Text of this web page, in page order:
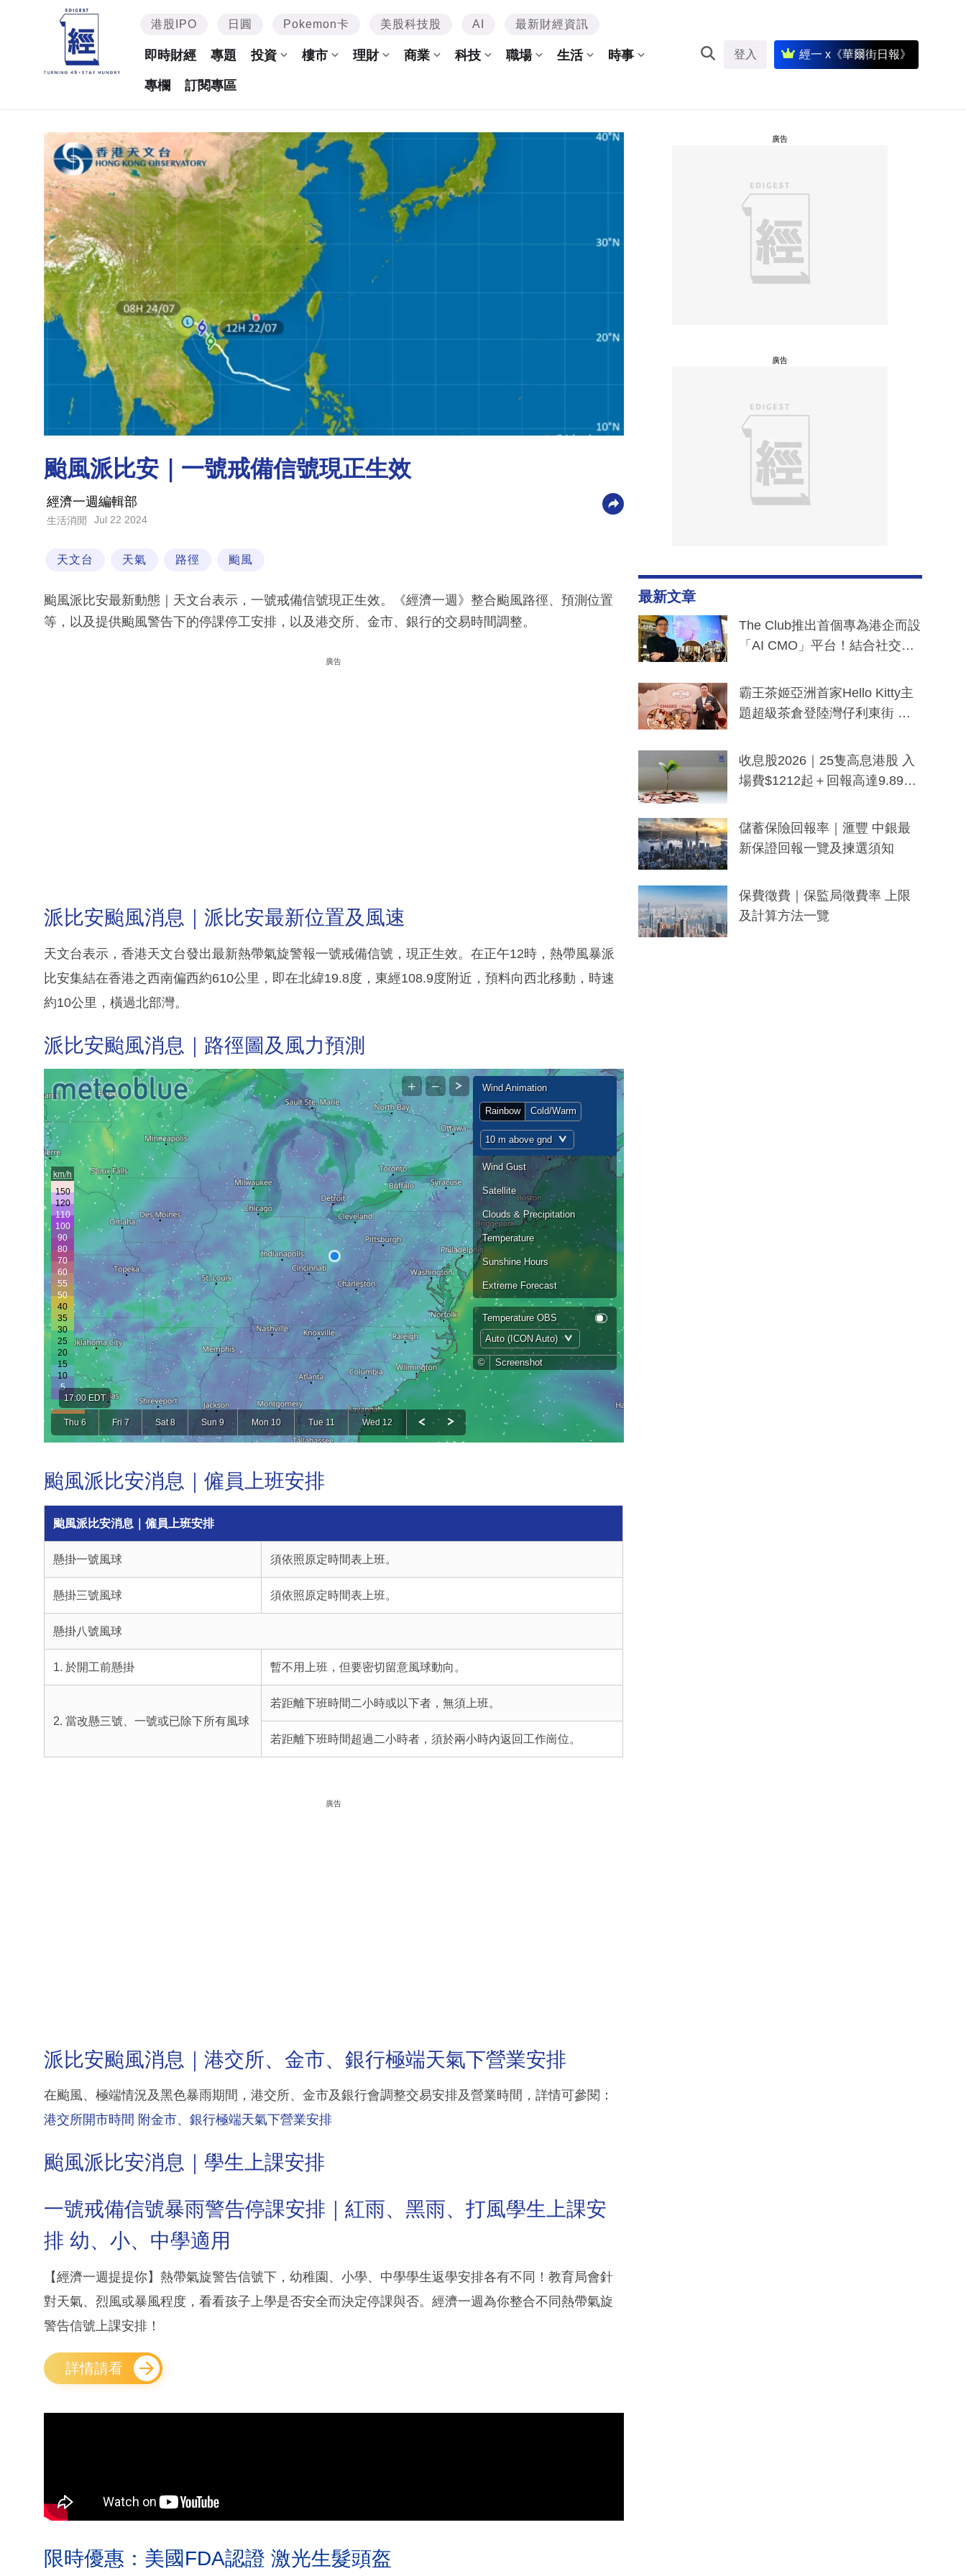
港股IPO 日圓 Pokemon卡 美股科技股 AI 最新財經資訊
即時財經 專題 投資 樓市 理財 商業 科技 職場 生活 時事
專欄 訂閱專區
登入 經一 x《華爾街日報》
颱風派比安｜一號戒備信號現正生效
經濟一週編輯部
生活消閒 Jul 22 2024
天文台 天氣 路徑 颱風
颱風派比安最新動態｜天文台表示，一號戒備信號現正生效。《經濟一週》整合颱風路徑、預測位置
等，以及提供颱風警告下的停課停工安排，以及港交所、金市、銀行的交易時間調整。
廣告
派比安颱風消息｜派比安最新位置及風速
天文台表示，香港天文台發出最新熱帶氣旋警報一號戒備信號，現正生效。在正午12時，熱帶風暴派
比安集結在香港之西南偏西約610公里，即在北緯19.8度，東經108.9度附近，預料向西北移動，時速
約10公里，橫過北部灣。
派比安颱風消息｜路徑圖及風力預測
颱風派比安消息｜僱員上班安排
颱風派比安消息｜僱員上班安排
懸掛一號風球 須依照原定時間表上班。
懸掛三號風球 須依照原定時間表上班。
懸掛八號風球
1. 於開工前懸掛 暫不用上班，但要密切留意風球動向。
2. 當改懸三號、一號或已除下所有風球
若距離下班時間二小時或以下者，無須上班。
若距離下班時間超過二小時者，須於兩小時內返回工作崗位。
廣告
派比安颱風消息｜港交所、金市、銀行極端天氣下營業安排
在颱風、極端情況及黑色暴雨期間，港交所、金市及銀行會調整交易安排及營業時間，詳情可參閱：
港交所開市時間 附金市、銀行極端天氣下營業安排
颱風派比安消息｜學生上課安排
一號戒備信號暴雨警告停課安排｜紅雨、黑雨、打風學生上課安
排 幼、小、中學適用
【經濟一週提提你】熱帶氣旋警告信號下，幼稚園、小學、中學學生返學安排各有不同！教育局會針
對天氣、烈風或暴風程度，看看孩子上學是否安全而決定停課與否。經濟一週為你整合不同熱帶氣旋
警告信號上課安排！
詳情請看
限時優惠：美國FDA認證 激光生髮頭盔
廣告
廣告
最新文章
The Club推出首個專為港企而設
「AI CMO」平台！結合社交聆
分鐘生成「貼地」宣傳短片
霸王茶姬亞洲首家Hello Kitty主
題超級茶倉登陸灣仔利東街 推
y及香港限定特調系列
收息股2026｜25隻高息港股 入
場費$1212起＋回報高達9.89
儲蓄保險回報率｜滙豐 中銀最
新保證回報一覽及揀選須知
保費徵費｜保監局徵費率 上限
及計算方法一覽